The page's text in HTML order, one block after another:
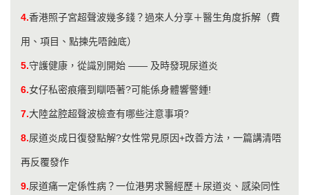
4.香港照子宮超聲波幾多錢？過來人分享＋醫生角度拆解（費
用、項目、點揀先唔蝕底）
5.守護健康，從識別開始 —— 及時發現尿道炎
6.女仔私密痕癢到瞓唔著?可能係身體響警鍾!
7.大陸盆腔超聲波檢查有哪些注意事項?
8.尿道炎成日復發點解?女性常見原因+改善方法，一篇講清唔
再反覆發作
9.尿道痛一定係性病？一位港男求醫經歷＋尿道炎、感染同性